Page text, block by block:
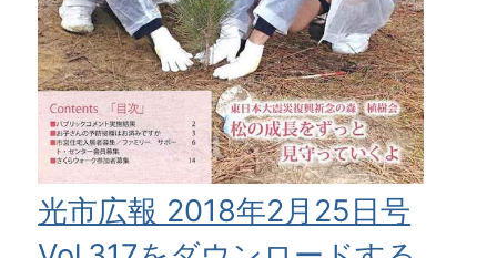
光市広報 2018年2月25日号